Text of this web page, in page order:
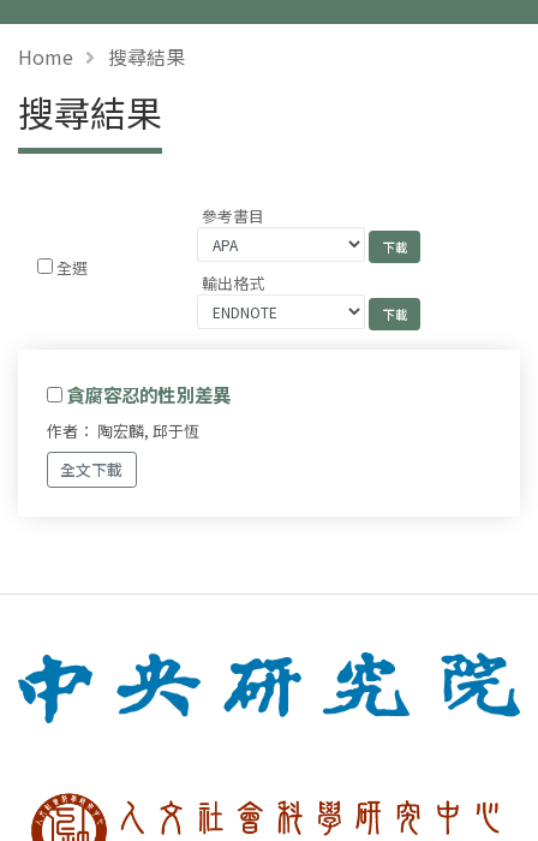
Home 搜尋結果
搜尋結果
全選
參考書目
輸出格式
貪腐容忍的性別差異
作者： 陶宏麟, 邱于恆
全文下載